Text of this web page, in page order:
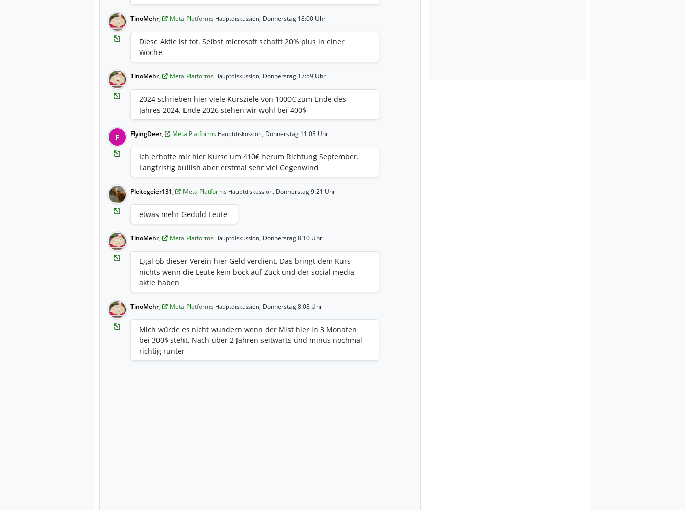
TinoMehr, Meta Platforms Hauptdiskussion, Donnerstag 18:00 Uhr
Diese Aktie ist tot. Selbst microsoft schafft 20% plus in einer
Woche
TinoMehr, Meta Platforms Hauptdiskussion, Donnerstag 17:59 Uhr
2024 schrieben hier viele Kursziele von 1000€ zum Ende des
Jahres 2024. Ende 2026 stehen wir wohl bei 400$
F FlyingDeer, Meta Platforms Hauptdiskussion, Donnerstag 11:03 Uhr
Ich erhoffe mir hier Kurse um 410€ herum Richtung September.
Langfristig bullish aber erstmal sehr viel Gegenwind
Pleitegeier131, Meta Platforms Hauptdiskussion, Donnerstag 9:21 Uhr
etwas mehr Geduld Leute
TinoMehr, Meta Platforms Hauptdiskussion, Donnerstag 8:10 Uhr
Egal ob dieser Verein hier Geld verdient. Das bringt dem Kurs
nichts wenn die Leute kein bock auf Zuck und der social media
aktie haben
TinoMehr, Meta Platforms Hauptdiskussion, Donnerstag 8:08 Uhr
Mich würde es nicht wundern wenn der Mist hier in 3 Monaten
bei 300$ steht. Nach über 2 Jahren seitwärts und minus nochmal
richtig runter